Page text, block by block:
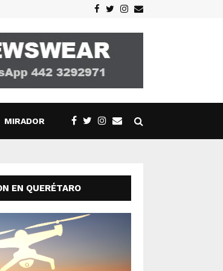
Facebook
TwitterInstagram
Email
MIRADOR
EN QUERÉTARO